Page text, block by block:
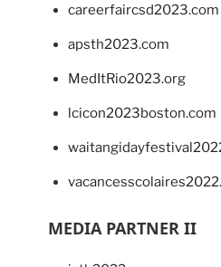
careerfaircsd2023.com
apsth2023.com
MedItRio2023.org
lcicon2023boston.com
MEDIA PARTNER II